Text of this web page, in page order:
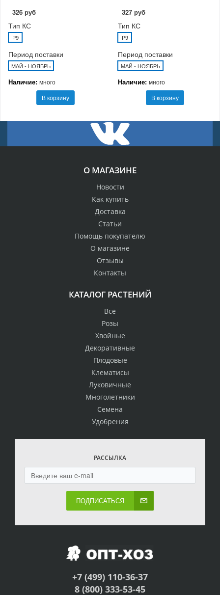
326 руб
Тип КС
P9
Период поставки
МАЙ - НОЯБРЬ
Наличие: много
В корзину
327 руб
Тип КС
P9
Период поставки
МАЙ - НОЯБРЬ
Наличие: много
В корзину
О МАГАЗИНЕ
Новости
Как купить
Доставка
Статьи
Помощь покупателю
О магазине
Отзывы
Контакты
КАТАЛОГ РАСТЕНИЙ
Всё
Розы
Хвойные
Декоративные
Плодовые
Клематисы
Луковичные
Многолетники
Семена
Удобрения
РАССЫЛКА
ПОДПИСАТЬСЯ
+7 (499) 110-36-37
8 (800) 333-53-45